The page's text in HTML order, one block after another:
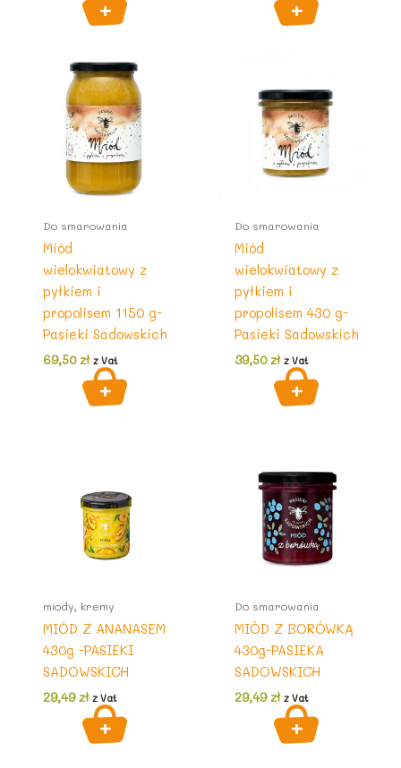
Do smarowania
Miód
wielokwiatowy z
pyłkiem i
propolisem 1150 g-
Pasieki Sadowskich
69,50zł z Vat
Do smarowania
Miód
wielokwiatowy z
pyłkiem i
propolisem 430 g-
Pasieki Sadowskich
39,50zł z Vat
miody, kremy
MIÓD Z ANANASEM
430g -PASIEKI
SADOWSKICH
29,49zł z Vat
Do smarowania
MIÓD Z BORÓWKĄ
430g-PASIEKA
SADOWSKICH
29,49zł z Vat